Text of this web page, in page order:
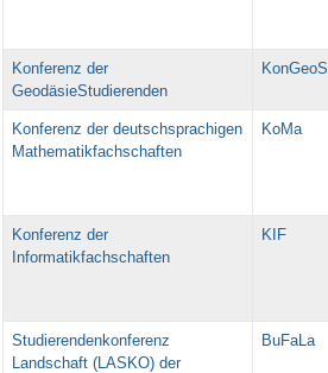
Konferenz der
GeodäsieStudierenden
KonGeoS
Konferenz der deutschsprachigen
Mathematikfachschaften
KoMa
Konferenz der
Informatikfachschaften
KIF
Studierendenkonferenz
Landschaft (LASKO) der
BuFaLa